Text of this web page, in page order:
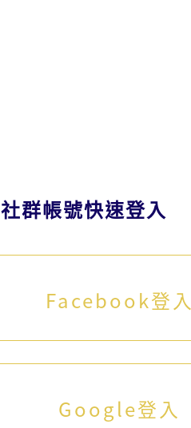
社群帳號快速登入
Facebook登入
Google登入